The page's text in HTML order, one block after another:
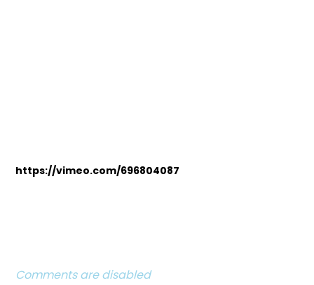
https://vimeo.com/696804087
Comments are disabled